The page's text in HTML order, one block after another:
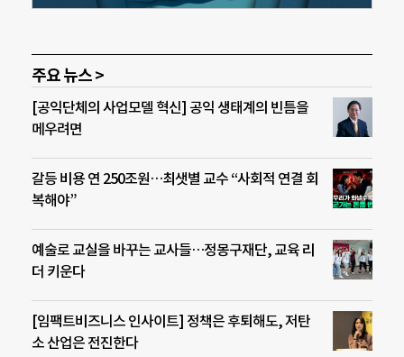
주요 뉴스 >
[공익단체의 사업모델 혁신] 공익 생태계의 빈틈을
메우려면
갈등 비용 연 250조원…최샛별 교수 “사회적 연결 회
복해야”
예술로 교실을 바꾸는 교사들…정몽구재단, 교육 리
더 키운다
[임팩트비즈니스 인사이트] 정책은 후퇴해도, 저탄
소 산업은 전진한다